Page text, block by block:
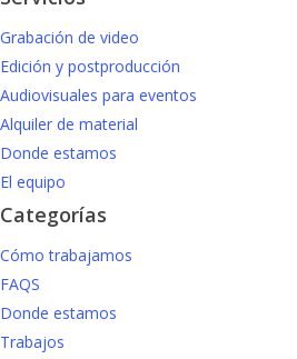
Grabación de video
Edición y postproducción
Audiovisuales para eventos
Alquiler de material
Donde estamos
El equipo
Categorías
Cómo trabajamos
FAQS
Donde estamos
Trabajos